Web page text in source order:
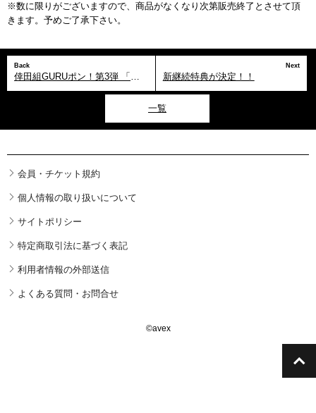
※数に限りがございますので、商品がなくなり次第販売終了とさせて頂
きます。予めご了承下さい。
Back
倖田組GURUポン！第3弾 「倖田組 発足15周年記念！大感謝祭」がスタート！
Next
新継続特典が決定！！
一覧
会員・チケット規約
個人情報の取り扱いについて
サイトポリシー
特定商取引法に基づく表記
利用者情報の外部送信
よくある質問・お問合せ
©avex